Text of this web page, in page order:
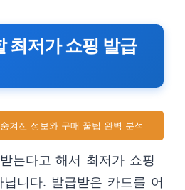
최저가 쇼핑 발급
겨진 정보와 구매 꿀팁 완벽 분석
는다고 해서 최저가 쇼핑
니다. 발급받은 카드를 어